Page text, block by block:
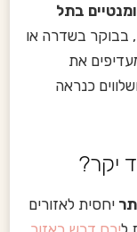
בתל
בבוקר בשדרה או
את
כנראה
יקר?
יחסית לאזורים